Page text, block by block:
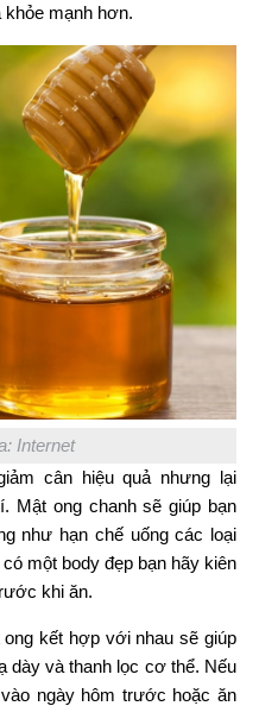
khỏe mạnh hơn.
Internet
cân hiệu quả nhưng lại
Mật ong chanh sẽ giúp bạn
như hạn chế uống các loại
một body đẹp bạn hãy kiên
khi ăn.
kết hợp với nhau sẽ giúp
dày và thanh lọc cơ thể. Nếu
ngày hôm trước hoặc ăn